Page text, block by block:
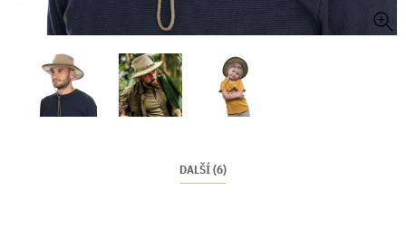
DALŠÍ (6)